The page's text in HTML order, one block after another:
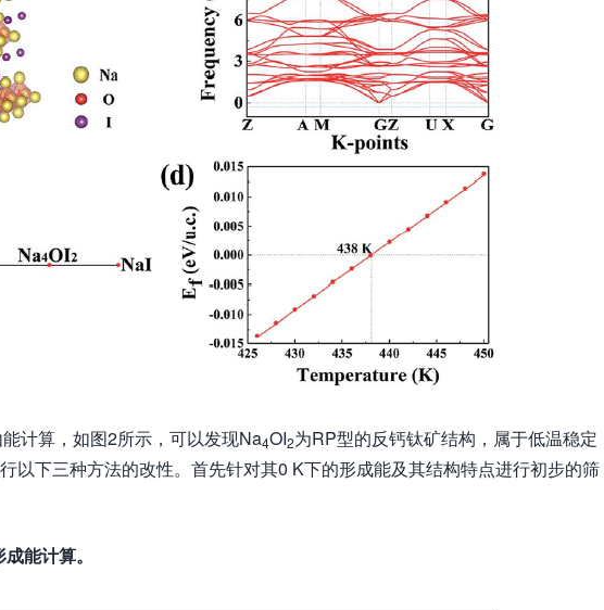
计算，如图2所示，可以发现Na4OI2为RP型的反钙钛矿结构，属于低温稳定
以下三种方法的改性。首先针对其0 K下的形成能及其结构特点进行初步的筛
能计算。